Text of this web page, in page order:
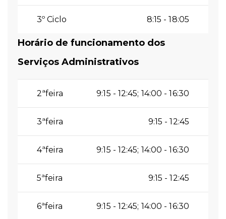
3º Ciclo 8:15 - 18:05
Horário de funcionamento dos
Serviços Administrativos
2ªfeira 9:15 - 12:45; 14:00 - 16:30
3ªfeira 9:15 - 12:45
4ªfeira 9:15 - 12:45; 14:00 - 16:30
5ªfeira 9:15 - 12:45
6ªfeira 9:15 - 12:45; 14:00 - 16:30